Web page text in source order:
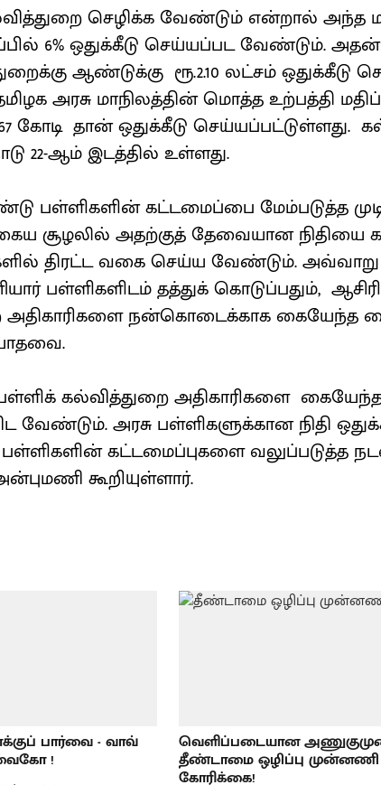
செழிக்க வேண்டும் என்றால் அந்த
6% ஒதுக்கீடு செய்யப்பட வேண்டும்.
ஆண்டுக்கு ரூ.2.10 லட்சம் ஒதுக்கீடு
அரசு மாநிலத்தின் மொத்த உற்பத்தி
கோடி தான் ஒதுக்கீடு செய்யப்பட்டுள்ளது.
22-ஆம் இடத்தில் உள்ளது.
பள்ளிகளின் கட்டமைப்பை மேம்படுத்த
சூழலில் அதற்குத் தேவையான நிதியை
திரட்ட வகை செய்ய வேண்டும்.
பள்ளிகளிடம் தத்துக் கொடுப்பதும்,
அதிகாரிகளை நன்கொடைக்காக கையேந்த
கல்வித்துறை அதிகாரிகளை
வேண்டும். அரசு பள்ளிகளுக்கான நிதி
கட்டமைப்புகளை வலுப்படுத்த
கூறியுள்ளார்.
பார்வை - வாவ்
!
வெளிப்படையான
தீண்டாமை ஒழிப்பு முன்னணி
கோரிக்கை!